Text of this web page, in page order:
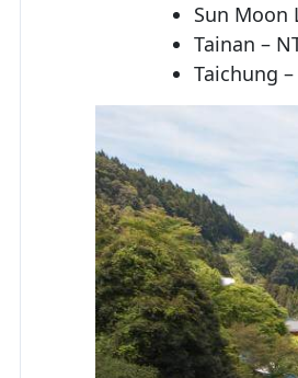
Sun Moon
Tainan –
Taichung